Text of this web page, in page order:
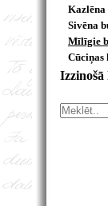
Sivēna
Mīlīgie
Cūciņas